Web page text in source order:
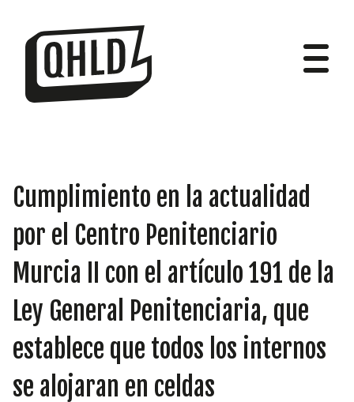
DIPUTADOS
GRUPOS
INICIATIVAS
Cumplimiento en la actualidad
por el Centro Penitenciario
Murcia II con el artículo 191 de la
Ley General Penitenciaria, que
establece que todos los internos
se alojaran en celdas